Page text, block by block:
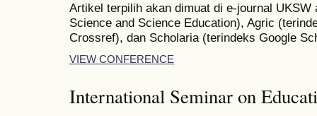
Artikel terpilih akan dimuat di e-journal
Science and Science Education), Agric
Crossref), dan Scholaria (terindeks Google
VIEW CONFERENCE
International Seminar on